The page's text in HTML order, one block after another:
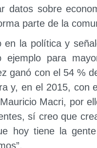
datos sobre
parte de la
en la política y
para
ganó con el 54 %
y, en el 2015, con
Macri, por
sí creo que
hoy tiene la